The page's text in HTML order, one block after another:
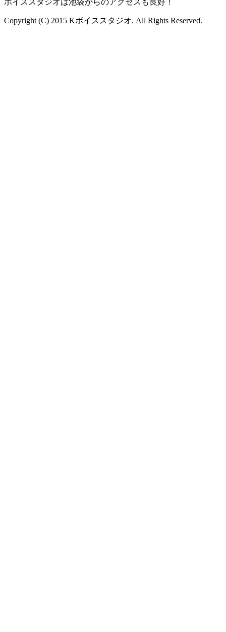
ボイススタジオは池袋からのアクセスも良好！
Copyright (C) 2015 Kボイススタジオ. All Rights Reserved.